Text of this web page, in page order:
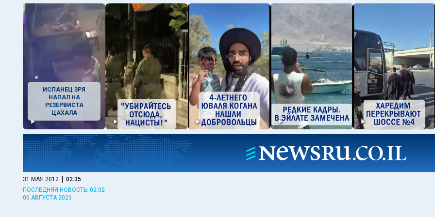
ИСПАНЕЦ ЗРЯ
НАПАЛ НА
РЕЗЕРВИСТА
ЦАХАЛА
31 МАЯ 2012 | 02:35
ПОСЛЕДНЯЯ НОВОСТЬ: 02:02
06 АВГУСТА 2026